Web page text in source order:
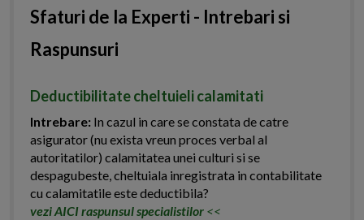
Sfaturi de la Experti - Intrebari si
Raspunsuri
Deductibilitate cheltuieli calamitati
Intrebare: In cazul in care se constata de catre
asigurator (nu exista vreun proces verbal al
autoritatilor) calamitatea unei culturi si se
despagubeste, cheltuiala inregistrata in contabilitate
cu calamitatile este deductibila?
vezi AICI raspunsul specialistilor <<